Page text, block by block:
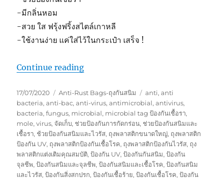
-มีกลิ่นหอม
-สวย ใส ฟรุ้งฟริ้งสไตล์เกาหลี
-ใช้งานง่าย แค่ใส่ไว้ในกระเป๋า เสร็จ !
Continue reading“สินค้าเกาหลี ของคุณผู้หญิงที่รักในคว
Posted
on
17/07/2020 Categories
Anti-Rust Bags-ถุงกันสนิม Tags
anti,anti
bacteria,anti-bac,anti-virus,antimicrobial,antivirus,
bacteria,fungus, microbial, microbial tag ป้องกันเชื้อรา,
mole,virus, จัดเก็บ, ช่วยป้องกันการกัดกร่อน, ช่วยป้องกันสนิมและ
เชื้อรา, ช้วยป้องกันสนิมและไวรัส, ถุงพลาสติกขนาดใหญ่, ถุงพลาสติก
ป้องกัน UV, ถุงพลาสติกป้องกันเชื้อโรค, ถุงพลาสติกป้องกันไวรัส, ถุง
พลาสติกแต่งเติมคุณสมบัติ,ป้องกัน UV,ป้องกันกันสนิม,ป้องกัน
จุลชีพ,ป้องกันสนิมและจุลชีพ,ป้องกันสนิมและเชื้อโรค,ป้องกันสนิม
และไวรัส,ป้องกันสิ่งสกปรก,ป้องกันเชื้อร้าย,ป้องกันเชื้อโรค,ป้องกัน